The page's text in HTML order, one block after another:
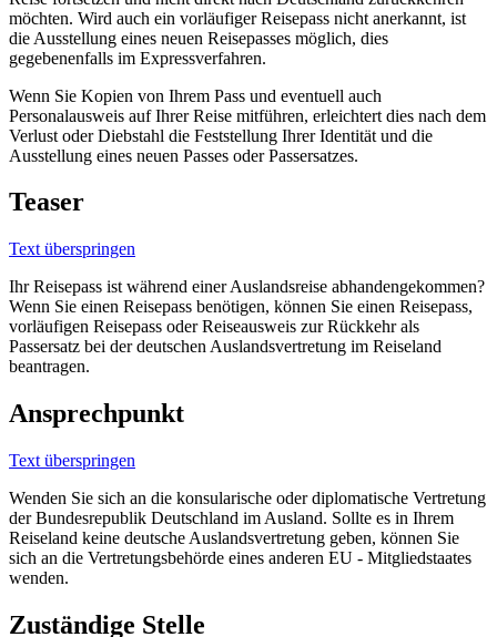
möchten. Wird auch ein vorläufiger Reisepass nicht anerkannt, ist
die Ausstellung eines neuen Reisepasses möglich, dies
gegebenenfalls im Expressverfahren.
Wenn Sie Kopien von Ihrem Pass und eventuell auch
Personalausweis auf Ihrer Reise mitführen, erleichtert dies nach dem
Verlust oder Diebstahl die Feststellung Ihrer Identität und die
Ausstellung eines neuen Passes oder Passersatzes.
Teaser
Text überspringen
Ihr Reisepass ist während einer Auslandsreise abhandengekommen?
Wenn Sie einen Reisepass benötigen, können Sie einen Reisepass,
vorläufigen Reisepass oder Reiseausweis zur Rückkehr als
Passersatz bei der deutschen Auslandsvertretung im Reiseland
beantragen.
Ansprechpunkt
Text überspringen
Wenden Sie sich an die konsularische oder diplomatische Vertretung
der Bundesrepublik Deutschland im Ausland. Sollte es in Ihrem
Reiseland keine deutsche Auslandsvertretung geben, können Sie
sich an die Vertretungsbehörde eines anderen EU - Mitgliedstaates
wenden.
Zuständige Stelle